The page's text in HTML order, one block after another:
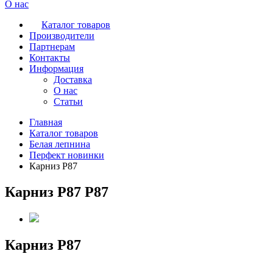
О нас
Каталог товаров
Производители
Партнерам
Контакты
Информация
Доставка
О нас
Статьи
Главная
Каталог товаров
Белая лепнина
Перфект новинки
Карниз Р87
Карниз Р87 Р87
Карниз Р87